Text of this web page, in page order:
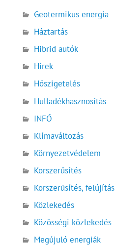
Geotermikus energia
Háztartás
Hibrid autók
Hírek
Hőszigetelés
Hulladékhasznosítás
INFÓ
Klímaváltozás
Környezetvédelem
Korszerűsítés
Korszerűsítés, felújítás
Közlekedés
Közösségi közlekedés
Megújuló energiák